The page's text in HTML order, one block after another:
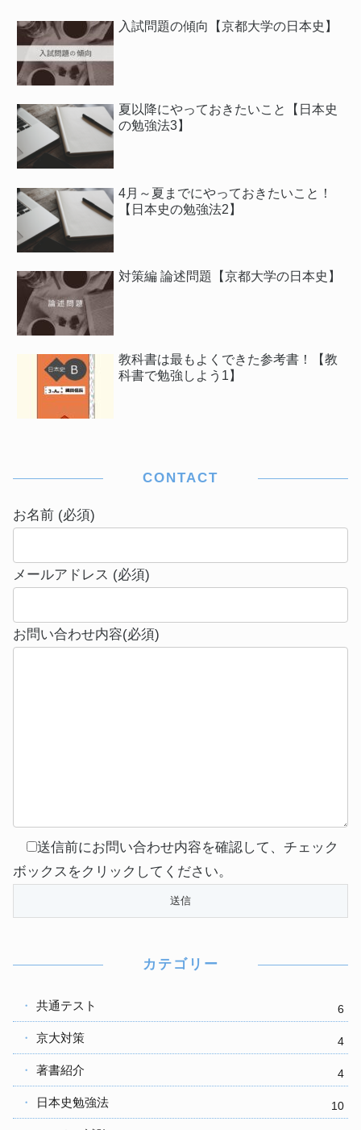
入試問題の傾向【京都大学の日本史】
夏以降にやっておきたいこと【日本史
の勉強法3】
4月～夏までにやっておきたいこと！
【日本史の勉強法2】
対策編 論述問題【京都大学の日本史】
教科書は最もよくできた参考書！【教
科書で勉強しよう1】
CONTACT
お名前 (必須)
メールアドレス (必須)
お問い合わせ内容(必須)
送信前にお問い合わせ内容を確認して、チェック
ボックスをクリックしてください。
カテゴリー
共通テスト 6
京大対策 4
著書紹介 4
日本史勉強法 10